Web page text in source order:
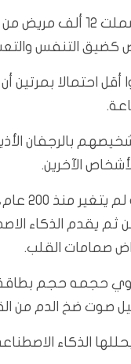
كضيق التنفس
أقل احتمالا
بالرجفان
الآخرين.
وقال باتريك
يمكن استخدامها لفحص مدته 15
صمامات القلب.
حجمه حجم
صوت ضخ الدم من
الذكاء